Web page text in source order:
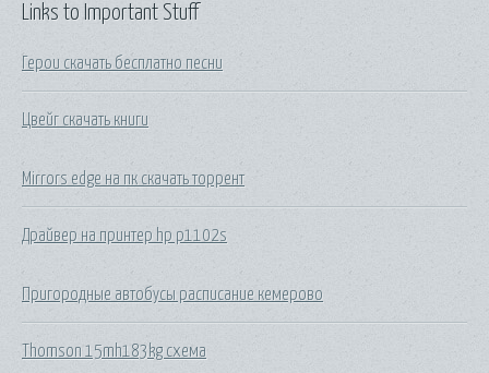
Links to Important Stuff
Герои скачать бесплатно песни
Цвейг скачать книги
Mirrors edge на пк скачать торрент
Драйвер на принтер hp p1102s
Пригородные автобусы расписание кемерово
Thomson 15mh183kg схема